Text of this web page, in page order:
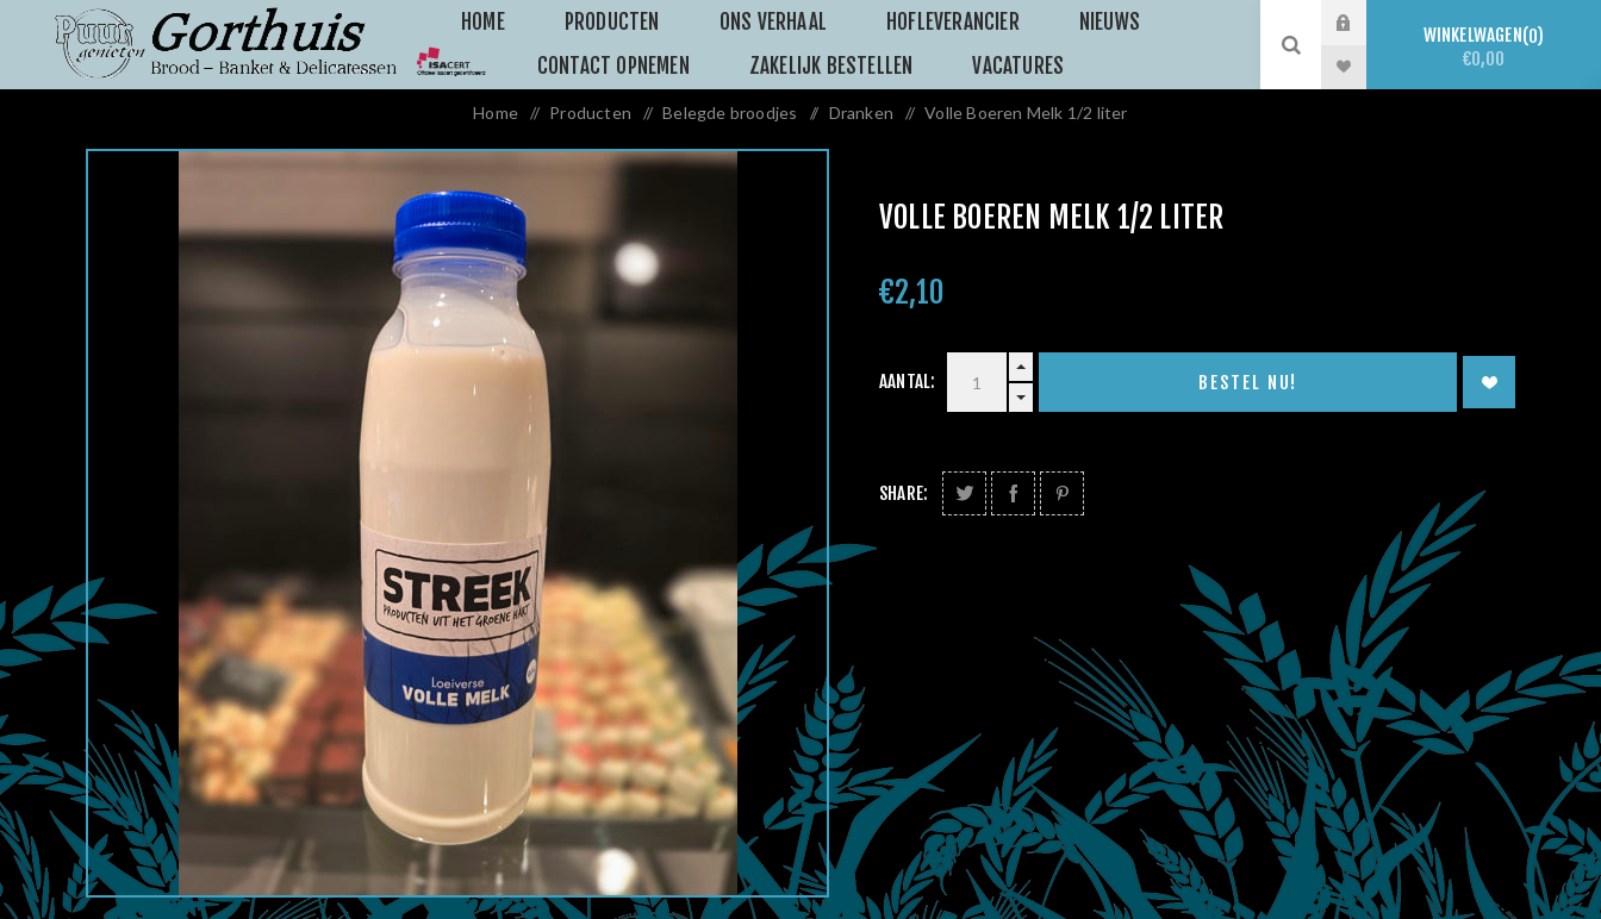
HOME PRODUCTEN ONS VERHAAL HOFLEVERANCIER
NIEUWS
CONTACT OPNEMEN
ZAKELIJK BESTELLEN VACATURES
WINKELWAGEN 0
€0,00
Home / Producten / Belegde broodjes / Dranken / Volle Boeren Melk 1/2 liter
VOLLE BOEREN MELK 1/2 LITER
€2,10
AANTAL:
SHARE: